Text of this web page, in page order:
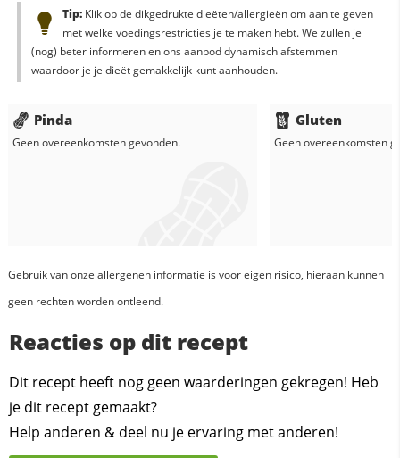
Tip:Klik op de dikgedrukte dieëten/allergieën om aan te geven
met welke voedingsrestricties je te maken hebt. We zullen je
(nog) beter informeren en ons aanbod dynamisch afstemmen
waardoor je je dieët gemakkelijk kunt aanhouden.
Pinda
Geen overeenkomsten gevonden.
Gluten
Geen overeenkomsten
Gebruik van onze allergenen informatie is voor eigen risico, hieraan kunnen
geen rechten worden ontleend.
Reacties op dit recept
Dit recept heeft nog geen waarderingen gekregen! Heb
je dit recept gemaakt?
Help anderen & deel nu je ervaring met anderen!